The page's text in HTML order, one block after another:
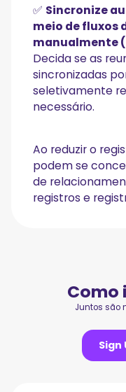
✅ Sincronize
meio de fluxos
manualmente
Decida se as
sincronizadas
seletivamente
necessário.
Ao reduzir o
podem se
de
registros e
Como
Juntos são
Sign